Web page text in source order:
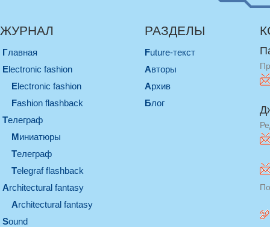
ЖУРНАЛ
Главная
electronic fashion
electronic fashion
Fashion flashback
телеграф
миниатюры
телеграф
Telegraf flashback
architectural fantasy
architectural fantasy
sound
РАЗДЕЛЫ
Future-текст
Авторы
Архив
Блог